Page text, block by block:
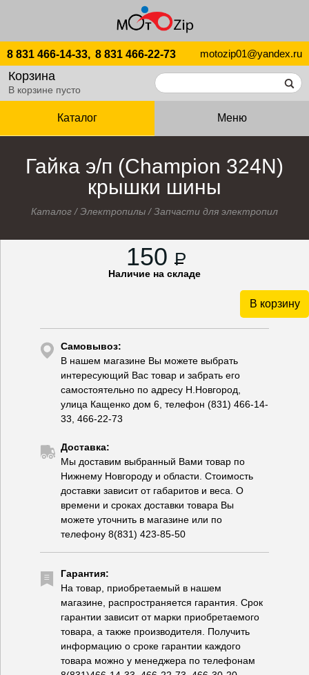
8 831 466-14-33, 8 831 466-22-73 motozip01@yandex.ru
Корзина
В корзине пусто
Каталог Меню
Гайка э/п (Champion 324N)
крышки шины
Каталог /Электропилы /Запчасти для электропил
150 P
Наличие на складе
В корзину
Самовывоз:
В нашем магазине Вы можете выбрать
интересующий Вас товар и забрать его
самостоятельно по адресу Н.Новгород,
улица Кащенко дом 6, телефон (831) 466-14-
33, 466-22-73
Доставка:
Мы доставим выбранный Вами товар по
Нижнему Новгороду и области. Стоимость
доставки зависит от габаритов и веса. О
времени и сроках доставки товара Вы
можете уточнить в магазине или по
телефону 8(831) 423-85-50
Гарантия:
На товар, приобретаемый в нашем
магазине, распространяется гарантия. Срок
гарантии зависит от марки приобретаемого
товара, а также производителя. Получить
информацию о сроке гарантии каждого
товара можно у менеджера по телефонам